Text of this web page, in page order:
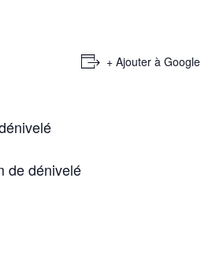
de dénivelé
+ Ajouter à